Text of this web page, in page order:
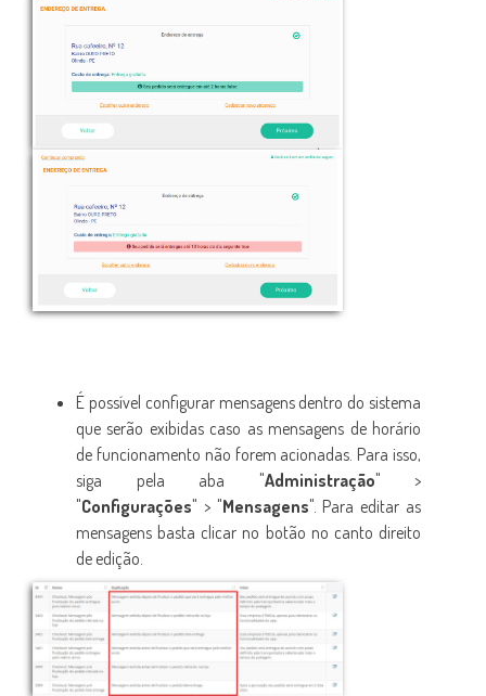
É possível configurar mensagens dentro do sistema
que serão exibidas caso as mensagens de horário
de funcionamento não forem acionadas. Para isso,
siga pela aba "Administração" >
"Configurações" > "Mensagens". Para editar as
mensagens basta clicar no botão no canto direito
de edição.